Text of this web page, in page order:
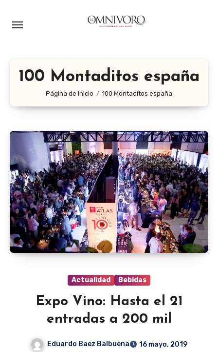
100 Montaditos españa
Página de inicio 100 Montaditos españa
Actualidad Bebidas
Expo Vino: Hasta el 21
entradas a 200 mil
Eduardo Baez Balbuena
16 mayo, 2019